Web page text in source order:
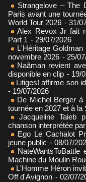
Strangelove – The
Paris avant une
World Tour 2026 - 31/
Alex Revox Jr fait
Part 1 - 29/07/2026
L'Héritage
novembre 2026 - 25/
Naâman revient
disponible en clip - 19/
Litiges! affirme son
- 19/07/2026
De Michel Berger
tournée en 2027 et à la
Jacqueline Taieb
chanson interprétée
Ego Le Cachalot
jeune public - 08/07/
Machine du Moulin
L'Homme Héron
Off d'Avignon - 02/07/